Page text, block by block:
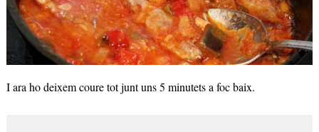
I ara ho deixem coure tot junt uns 5 minutets a foc baix.